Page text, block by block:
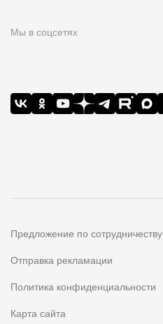
Мы в соцсетях
Предложение по сотрудничеству
Отправка рекламации
Политика конфиденциальности
Карта сайта